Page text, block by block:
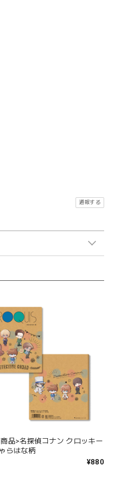
通報する
品>名探偵コナン クロッキー
らはな柄
¥880